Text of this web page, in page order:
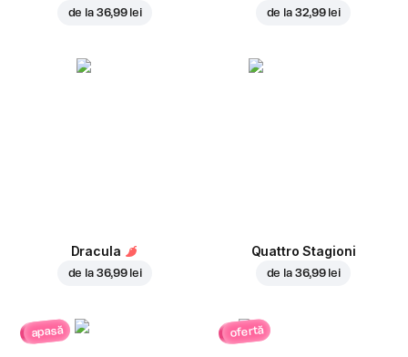
de la 36,99 lei de la 32,99 lei
Dracula
de la 36,99 lei
Quattro Stagioni
de la 36,99 lei
apasă ofertă